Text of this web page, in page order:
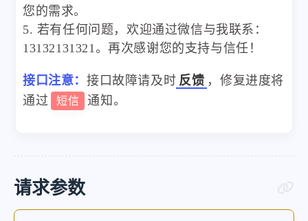
您的需求。
5. 若有任何问题，欢迎通过微信与我联系：
13132131321。再次感谢您的支持与信任！
接口注意： 接口故障请及时 反馈 ，修复进度将
通过
短信 通知。
请求参数